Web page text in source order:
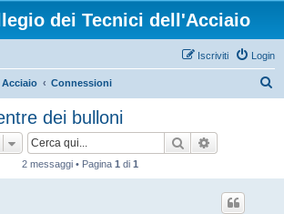
dei Tecnici dell'Acciaio
Login
Iscriviti
Connessioni
dei bulloni
Cerca
2 messaggi • Pagina 1 di 1